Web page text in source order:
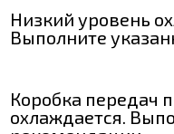
Низкий уровень
Выполните
Коробка передач
охлаждается.